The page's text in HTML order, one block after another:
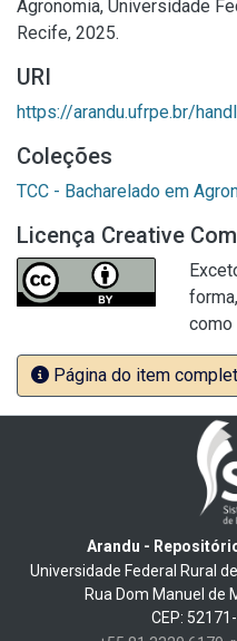
Agronomia, Universidade
Recife, 2025.
URI
https://arandu.ufrpe.br/
Coleções
TCC - Bacharelado em
Licença Creative
como
Página do item
Arandu -
Universidade Federal Rural
Rua Dom Manuel de
CEP: